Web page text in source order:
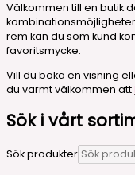
Välkommen till en butik
rem kan du som kund
favoritsmycke.
Vill du boka en visning
du varmt välkommen att
Sök i vårt
Sök produkter